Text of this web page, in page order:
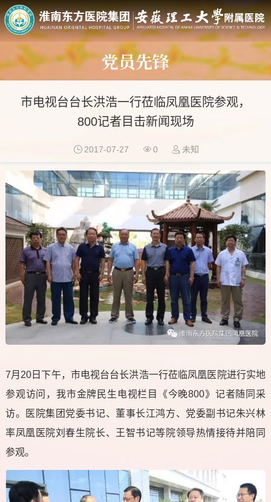
党员先锋
市电视台台长洪浩一行莅临凤凰医院参观，
800记者目击新闻现场
2017-07-27 0 未知
7月20日下午，市电视台台长洪浩一行莅临凤凰医院进行实地
参观访问，我市金牌民生电视栏目《今晚800》记者随同采
访。医院集团党委书记、董事长江鸿方、党委副书记朱兴林
率凤凰医院刘春生院长、王智书记等院领导热情接待并陪同
参观。